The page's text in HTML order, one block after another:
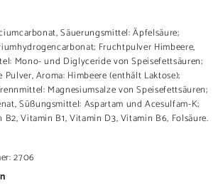
Säuerungsmittel: Äpfelsäure;
Fruchtpulver Himbeere,
Mono- und Diglyceride von Speisefettsäuren;
Aroma: Himbeere (enthält Laktose);
Magnesiumsalze von Speisefettsäuren;
Süßungsmittel: Aspartam und Acesulfam-K;
B2, Vitamin B1, Vitamin D3, Vitamin B6, Folsäure.
2706